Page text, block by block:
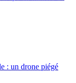
: un drone piégé